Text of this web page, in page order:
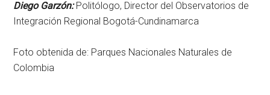
Diego Garzón:Politólogo, Director del Observatorios de
Integración Regional Bogotá-Cundinamarca
Foto obtenida de: Parques Nacionales Naturales de
Colombia